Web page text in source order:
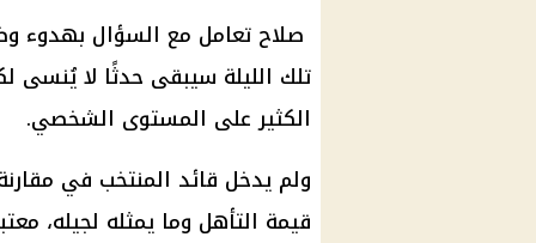
صلاح تعامل مع السؤال بهدوء
تلك الليلة سيبقى حدثًا لا يُنسى
الكثير على المستوى الشخصي.
ولم يدخل قائد المنتخب في
قيمة التأهل وما يمثله لجيله،